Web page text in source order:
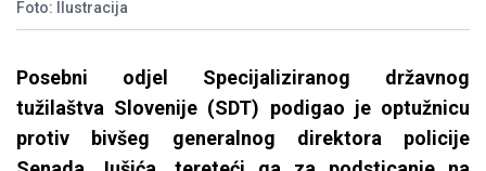
Foto: Ilustracija
Posebni odjel Specijaliziranog državnog
tužilaštva Slovenije (SDT) podigao je optužnicu
protiv bivšeg generalnog direktora policije